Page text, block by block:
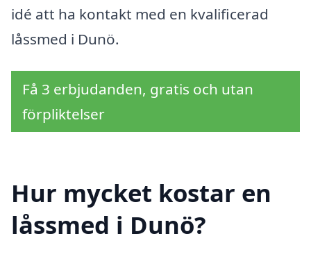
idé att ha kontakt med en kvalificerad
låssmed i Dunö.
Få 3 erbjudanden, gratis och utan
förpliktelser
Hur mycket kostar en
låssmed i Dunö?